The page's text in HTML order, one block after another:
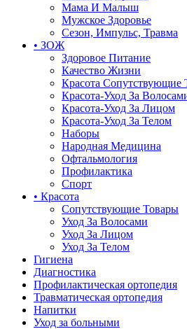
Мама И Малыш
Мужское Здоровье
Сезон, Импульс, Травма
• ЗОЖ
Здоровое Питание
Качество Жизни
Красота Сопутствующие
Красота-Уход За
Красота-Уход За Лицом
Красота-Уход За Телом
Наборы
Народная Медицина
Офтальмология
Профилактика
Спорт
• Красота
Сопутствующие Товары
Уход За Волосами
Уход За Лицом
Уход За Телом
Гигиена
Диагностика
Профилактическая ортопедия
Травматическая ортопедия
Напитки
Уход за больными